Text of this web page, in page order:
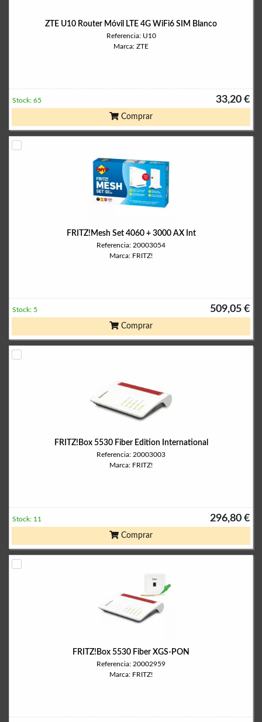
ZTE U10 Router Móvil LTE 4G WiFi6 SIM Blanco
Referencia: U10
Marca: ZTE
33,20 €
Stock: 65
Comprar
FRITZ!Mesh Set 4060 + 3000 AX Int
Referencia: 20003054
Marca: FRITZ!
509,05 €
Stock: 5
Comprar
FRITZ!Box 5530 Fiber Edition International
Referencia: 20003003
Marca: FRITZ!
296,80 €
Stock: 11
Comprar
FRITZ!Box 5530 Fiber XGS-PON
Referencia: 20002959
Marca: FRITZ!